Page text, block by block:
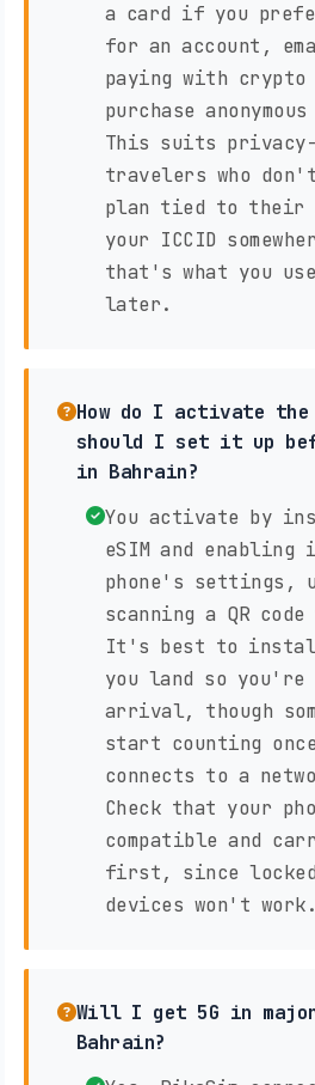
a card if you
for an account,
paying with crypto
purchase
This suits privacy-
travelers who
plan tied to their
your ICCID
that's what you
later.
How do I activate the
should I set it up
in Bahrain?
You activate by
eSIM and
phone's settings,
scanning a QR
It's best to
you land so you're
arrival, though
start counting
connects to a
Check that your
compatible and
first, since
devices won't work.
Will I get 5G in
Bahrain?